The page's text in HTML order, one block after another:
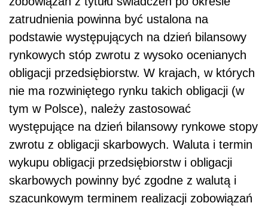
zatrudnienia powinna być ustalona na
podstawie występujących na dzień bilansowy
rynkowych stóp zwrotu z wysoko ocenianych
obligacji przedsiębiorstw. W krajach, w których
nie ma rozwiniętego rynku takich obligacji (w
tym w Polsce), należy zastosować
występujące na dzień bilansowy rynkowe stopy
zwrotu z obligacji skarbowych. Waluta i termin
wykupu obligacji przedsiębiorstw i obligacji
skarbowych powinny być zgodne z walutą i
szacunkowym terminem realizacji zobowiązań